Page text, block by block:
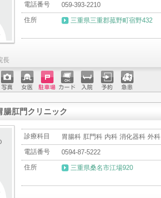
長
電話番号
059-393-2210
住所
三重県三重郡菰野町宿野432
真 女医 駐車場クレジ
ットカ
ード
入院 予約 急患
腸肛門クリニック
診療科目
胃腸科 肛門科 内科 消化器科 外科
電話番号
0594-87-5222
住所
三重県桑名市江場920